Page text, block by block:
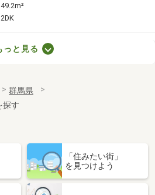
49.2m²
2DK
55.87m²
3DK
群馬県高崎市八幡町
33.2m²
っと見る
群馬県
探す
「住みたい街」
を見つけよう